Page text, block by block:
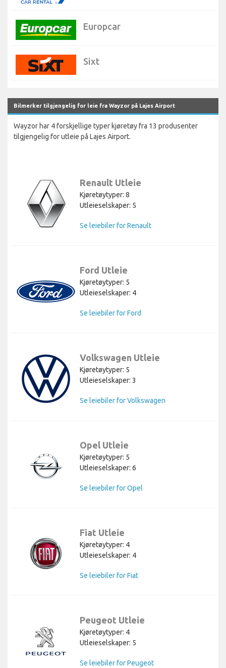
Europcar
Sixt
Bilmerker tilgjengelig for leie fra Wayzor på Lajes Airport
Wayzor har 4 forskjellige typer kjøretøy fra 13 produsenter
tilgjengelig for utleie på Lajes Airport.
Renault Utleie
Kjøretøytyper: 8
Utleieselskaper: 5
Se leiebiler for Renault
Ford Utleie
Kjøretøytyper: 5
Utleieselskaper: 4
Se leiebiler for Ford
Volkswagen Utleie
Kjøretøytyper: 5
Utleieselskaper: 3
Se leiebiler for Volkswagen
Opel Utleie
Kjøretøytyper: 5
Utleieselskaper: 6
Se leiebiler for Opel
Fiat Utleie
Kjøretøytyper: 4
Utleieselskaper: 4
Se leiebiler for Fiat
Peugeot Utleie
Kjøretøytyper: 4
Utleieselskaper: 5
Se leiebiler for Peugeot